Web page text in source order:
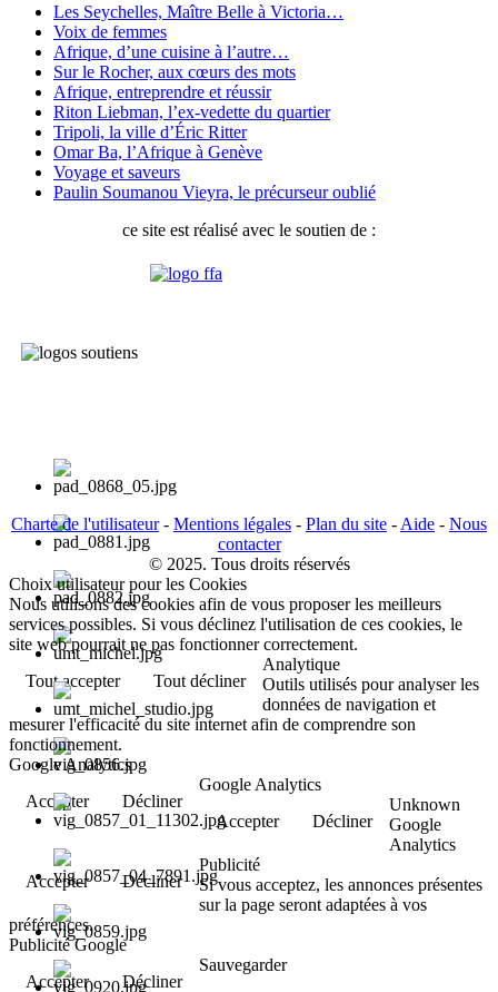
Les Seychelles, Maître Belle à Victoria…
Voix de femmes
Afrique, d’une cuisine à l’autre…
Sur le Rocher, aux cœurs des mots
Afrique, entreprendre et réussir
Riton Liebman, l’ex-vedette du quartier
Tripoli, la ville d’Éric Ritter
Omar Ba, l’Afrique à Genève
Voyage et saveurs
Paulin Soumanou Vieyra, le précurseur oublié
ce site est réalisé avec le soutien de :
Charte de l'utilisateur- Mentions légales - Plan du site - Aide - Nous
contacter
© 2025. Tous droits réservés
Choix utilisateur pour les Cookies
Nous utilisons des cookies afin de vous proposer les meilleurs
services possibles. Si vous déclinez l'utilisation de ces cookies, le
site web pourrait ne pas fonctionner correctement.
Tout accepter
Tout décliner
Analytique
Outils utilisés pour analyser les
données de navigation et
mesurer l'efficacité du site internet afin de comprendre son
fonctionnement.
Google Analytics
Accepter
Décliner
Google Analytics
Accepter
Décliner
Unknown
Google
Analytics
Accepter
Décliner
Publicité
Si vous acceptez, les annonces présentes
sur la page seront adaptées à vos
préférences.
Publicité Google
Accepter
Décliner
Sauvegarder